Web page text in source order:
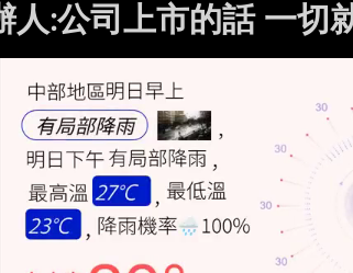
人:公司上市的話 一切